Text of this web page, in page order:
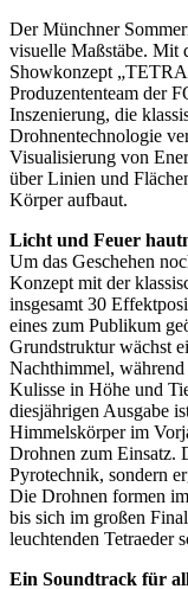
Der Münchner
visuelle Maßstäbe. Mit
Showkonzept
Produzententeam der
Inszenierung, die
Drohnentechnologie
Visualisierung von
über Linien und
Körper aufbaut.
Licht und Feuer
Um das Geschehen
Konzept mit der
insgesamt 30
eines zum Publikum
Grundstruktur wächst
Nachthimmel,
Kulisse in Höhe und
diesjährigen Ausgabe
Himmelskörper im
Drohnen zum Einsatz.
Pyrotechnik, sondern
Die Drohnen formen
bis sich im großen
leuchtenden Tetraeder
Ein Soundtrack für